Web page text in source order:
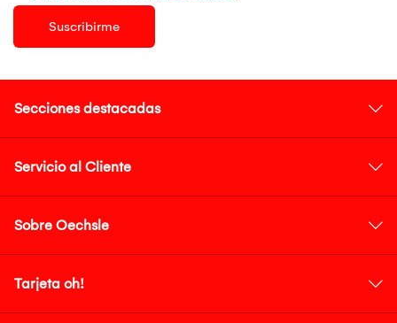
Suscribirme
Secciones destacadas
Servicio al Cliente
Sobre Oechsle
Tarjeta oh!